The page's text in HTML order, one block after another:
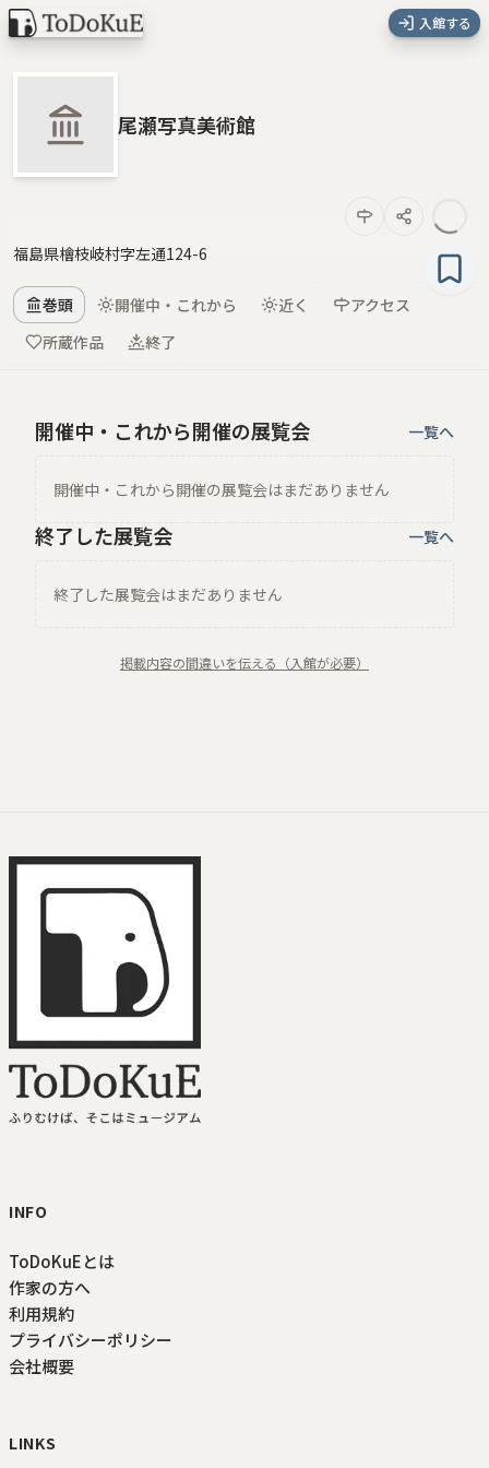
入館する
尾瀬写真美術館
福島県檜枝岐村字左通124-6
巻頭 開催中・これから 近く
アクセス
所蔵作品
終了
開催中・これから開催の展覧会 一覧へ
開催中・これから開催の展覧会はまだありません
終了した展覧会 一覧へ
終了した展覧会はまだありません
掲載内容の間違いを伝える（入館が必要）
INFO
ToDoKuEとは
作家の方へ
利用規約
プライバシーポリシー
会社概要
LINKS